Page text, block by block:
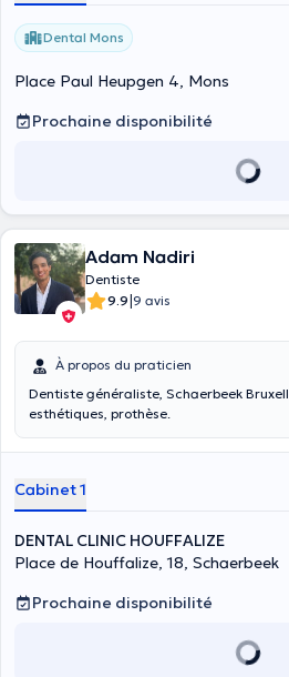
Dental Mons
Place Paul Heupgen 4, Mons
Prochaine disponibilité
Adam Nadiri
Dentiste
9.9|9 avis
À propos du praticien
Dentiste généraliste, Schaerbeek
esthétiques, prothèse.
Cabinet 1
DENTAL CLINIC HOUFFALIZE
Place de Houffalize, 18, Schaerbeek
Prochaine disponibilité